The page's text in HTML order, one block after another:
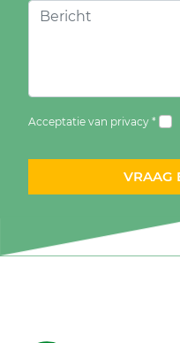
Acceptatie van privacy *
VRAAG